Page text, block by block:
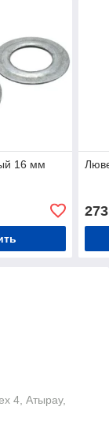
16 мм
273
4, Атырау,